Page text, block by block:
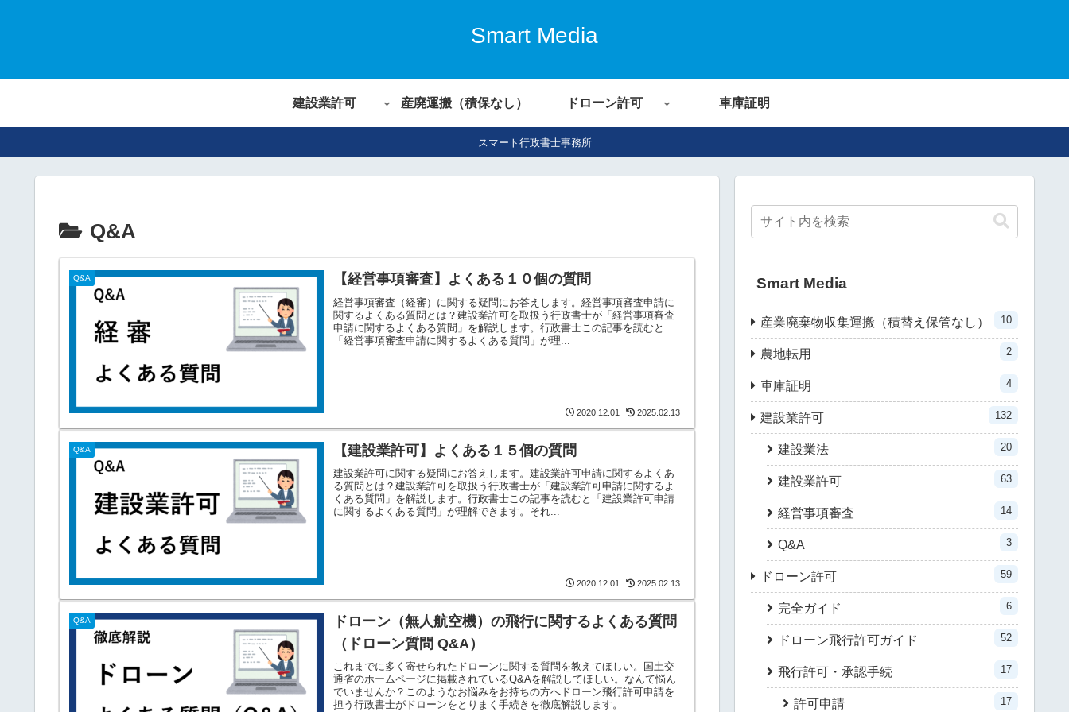
Smart Media
建設業許可 産廃運搬（積保なし） ドローン許可 車庫証明
スマート行政書士事務所
Q&A
Q&A 【経営事項審査】よくある１０個の質問
経営事項審査（経審）に関する疑問にお答えします。経営事項審査申請に
関するよくある質問とは？建設業許可を取扱う行政書士が「経営事項審査
申請に関するよくある質問」を解説します。行政書士この記事を読むと
「経営事項審査申請に関するよくある質問」が理...
2020.12.01 2025.02.13
Q&A 【建設業許可】よくある１５個の質問
建設業許可に関する疑問にお答えします。建設業許可申請に関するよくあ
る質問とは？建設業許可を取扱う行政書士が「建設業許可申請に関するよ
くある質問」を解説します。行政書士この記事を読むと「建設業許可申請
に関するよくある質問」が理解できます。それ...
2020.12.01 2025.02.13
Q&A
ドローン（無人航空機）の飛行に関するよくある質問
（ドローン質問 Q&A）
これまでに多く寄せられたドローンに関する質問を教えてほしい。国土交
通省のホームページに掲載されているQ&Aを解説してほしい。なんて悩ん
でいませんか？このようなお悩みをお持ちの方へドローン飛行許可申請を
担う行政書士がドローンをとりまく手続きを徹底解説します。
Smart Media
産業廃棄物収集運搬（積替え保管なし） 10
農地転用 2
車庫証明 4
建設業許可 132
建設業法 20
建設業許可 63
経営事項審査 14
Q&A 3
ドローン許可 59
完全ガイド 6
ドローン飛行許可ガイド 52
飛行許可・承認手続 17
許可申請 17